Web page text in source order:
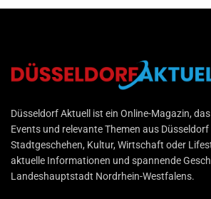
Düsseldorf Aktuell
Düsseldorf Aktuell ist ein Online-Magazin,
Events und relevante Themen aus
Stadtgeschehen, Kultur, Wirtschaft oder
aktuelle Informationen und spannende
Landeshauptstadt Nordrhein-Westfalens.